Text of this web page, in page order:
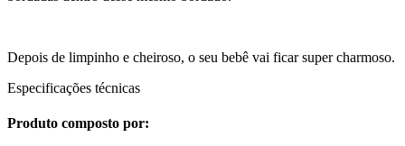
Depois de limpinho e cheiroso, o seu bebê vai ficar super charmoso.
Especificações técnicas
Produto composto por: